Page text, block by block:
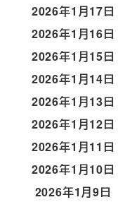
2026年1月17日
2026年1月16日
2026年1月15日
2026年1月14日
2026年1月13日
2026年1月12日
2026年1月11日
2026年1月10日
2026年1月9日